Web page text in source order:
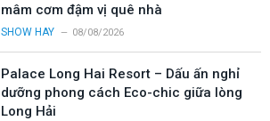
mâm cơm đậm vị quê nhà
SHOW HAY 08/08/2026
Palace Long Hai Resort – Dấu ấn nghỉ
dưỡng phong cách Eco-chic giữa lòng
Long Hải